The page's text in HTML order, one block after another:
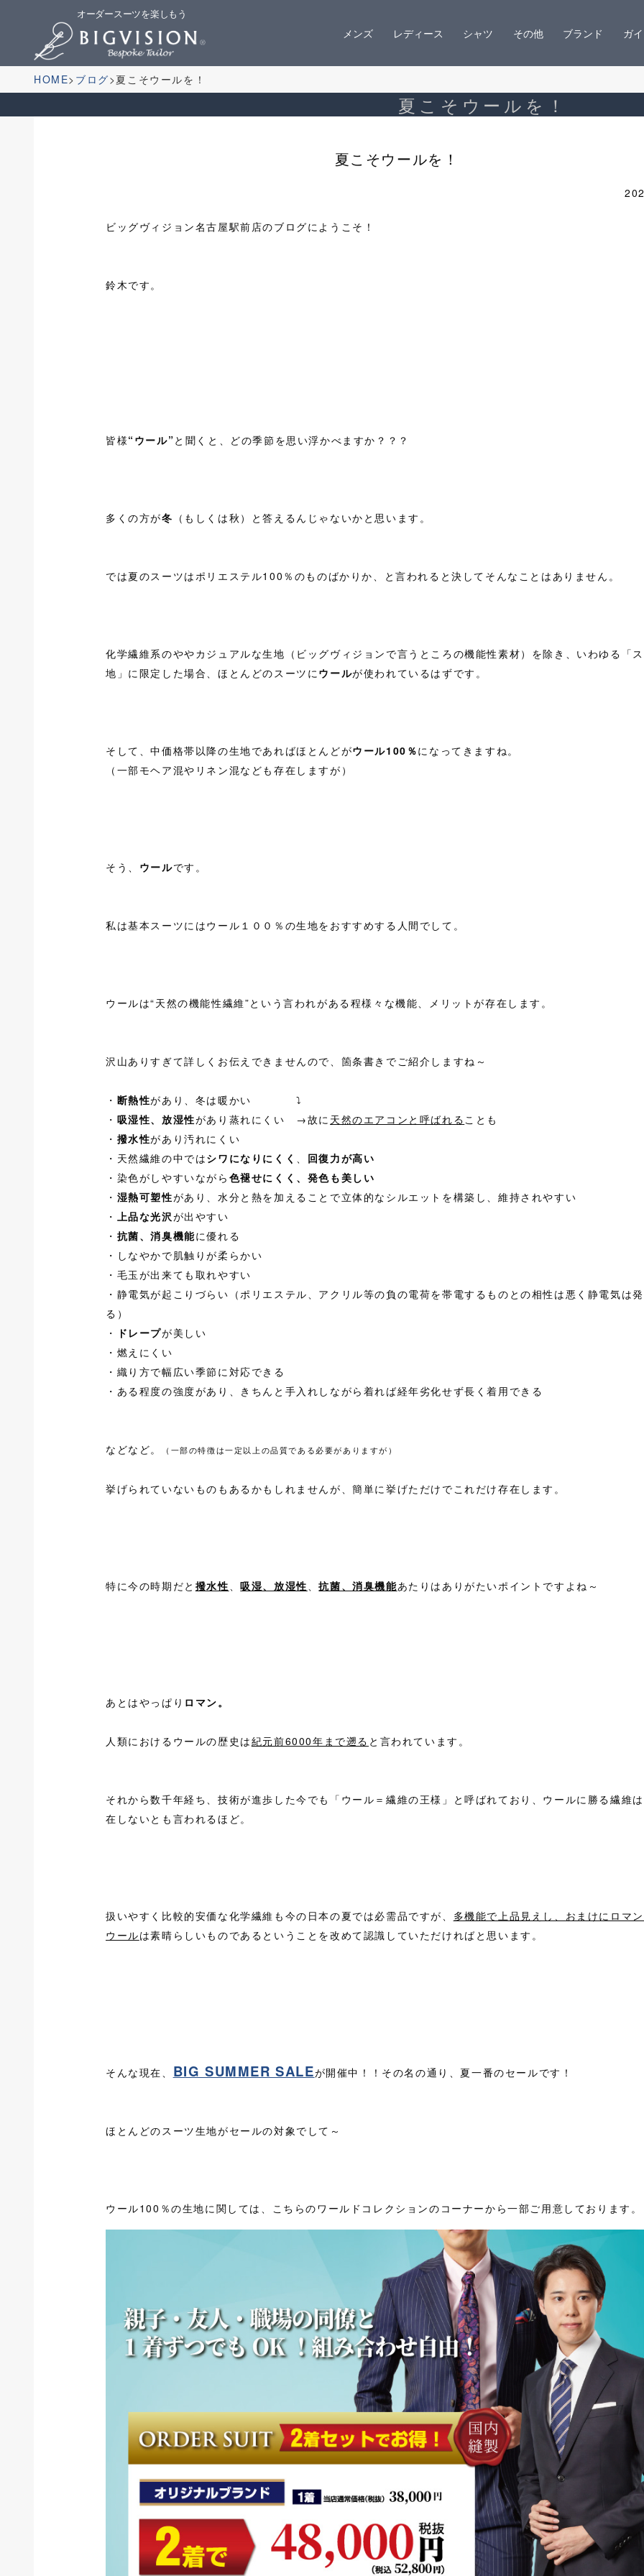
オーダースーツを楽しもう
メンズ レディース シャツ その他 ブランド ガ
HOME ブログ 夏こそウールを！
夏こそウールを！
夏こそウールを！
ビッグヴィジョン名古屋駅前店のブログにようこそ！
鈴木です。
皆様“ウール”と聞くと、どの季節を思い浮かべますか？？？
多くの方が冬 （もしくは秋）と答えるんじゃないかと思います。
では夏のスーツはポリエステル100％のものばかりか、と言われると決してそんなことはありません。
化学繊維系のややカジュアルな生地（ビッグヴィジョンで言うところの機能性素材）を除き、いわゆる「
地」に限定した場合、ほとんどのスーツにウールが使われているはずです。
そして、中価格帯以降の生地であればほとんどがウール100％になってきますね。
（一部モヘア混やリネン混なども存在しますが）
そう、 ウールです。
私は基本スーツにはウール１００％の生地をおすすめする人間でして。
ウールは“天然の機能性繊維”という言われがある程様々な機能、メリットが存在します。
沢山ありすぎて詳しくお伝えできませんので、箇条書きでご紹介しますね～
・ 断熱性があり、冬は暖かい⤵
・ 吸湿性、放湿性があり蒸れにくい →故に 天然のエアコンと呼ばれることも
・ 撥水性があり汚れにくい
・天然繊維の中ではシワになりにくく 、 回復力が高い
・染色がしやすいながら 色褪せにくく、発色も美しい
・ 湿熱可塑性があり、水分と熱を加えることで立体的なシルエットを構築し、維持されやすい
・ 上品な光沢が出やすい
・ 抗菌、消臭機能に優れる
・しなやかで肌触りが柔らかい
・毛玉が出来ても取れやすい
・静電気が起こりづらい（ポリエステル、アクリル等の負の電荷を帯電するものとの相性は悪く静電気は
る）
・ ドレープが美しい
・燃えにくい
・織り方で幅広い季節に対応できる
・ある程度の強度があり、きちんと手入れしながら着れば経年劣化せず長く着用できる
などなど。 （一部の特徴は一定以上の品質である必要がありますが）
挙げられていないものもあるかもしれませんが、簡単に挙げただけでこれだけ存在します。
特に今の時期だと 撥水性、吸湿、放湿性、抗菌、消臭機能あたりはありがたいポイントですよね～
あとはやっぱり ロマン。
人類におけるウールの歴史は紀元前6000年まで遡る と言われています。
それから数千年経ち、技術が進歩した今でも「ウール＝繊維の王様」と呼ばれており、ウールに勝る繊維
在しないとも言われるほど。
扱いやすく比較的安価な化学繊維も今の日本の夏では必需品ですが、 多機能で上品見えし、おまけにロマ
ウールは素晴らしいものであるということを改めて認識していただければと思います。
そんな現在、 BIG SUMMER SALEが開催中！！その名の通り、夏一番のセールです！
ほとんどのスーツ生地がセールの対象でして～
ウール100％の生地に関しては、こちらのワールドコレクションのコーナーから一部ご用意しております。